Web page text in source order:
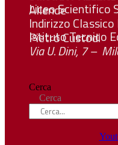
Liceo Scientifico Salvador Allende
Indirizzo
Istituto Tecnico Economico Pietro Custodi
Via U. Dini, 7 –
Cerca
Cerca